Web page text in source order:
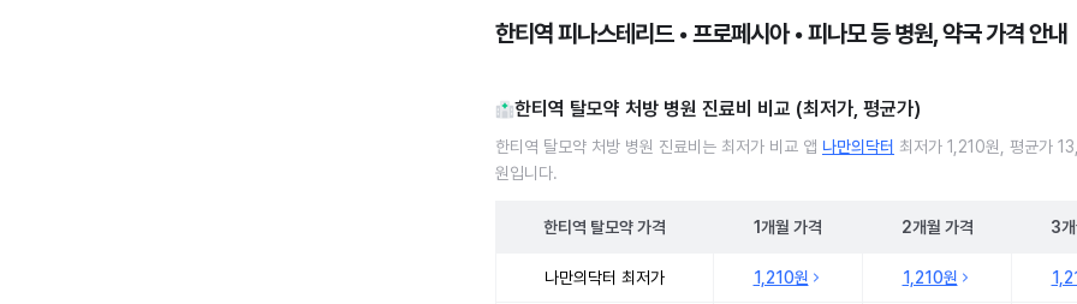
한티역 피나스테리드 • 프로페시아 • 피나모 등 병원, 약국 가격 안내
한티역 탈모약 처방 병원 진료비 비교 (최저가, 평균가)
한티역 탈모약 처방 병원 진료비는 최저가 비교 앱 나만의닥터 최저가 1,210원, 평균가
원입니다.
한티역 탈모약가격 1개월 가격 2개월 가격 3
나만의닥터 최저가 1,210원 1,210원